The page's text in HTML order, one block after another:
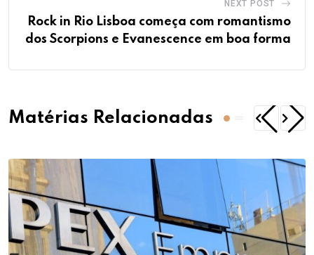
NEXT POST
Rock in Rio Lisboa começa com romantismo
dos Scorpions e Evanescence em boa forma
Matérias Relacionadas